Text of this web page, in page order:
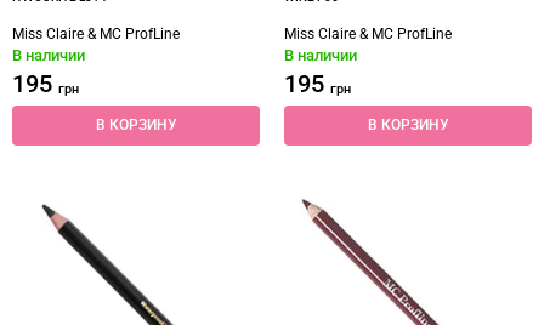
Miss Claire & MC ProfLine
В наличии
195 грн
В КОРЗИНУ
Miss Claire & MC ProfLine
В наличии
195 грн
В КОРЗИНУ